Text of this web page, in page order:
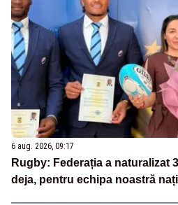
6 aug. 2026, 09:17
Rugby: Federația a naturalizat
deja, pentru echipa noastră